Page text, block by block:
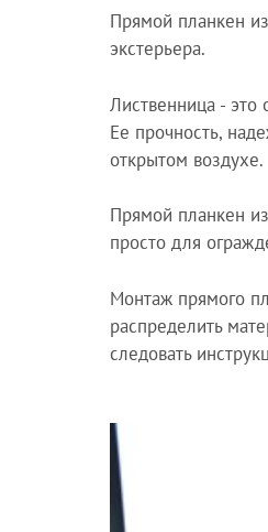
Прямой планкен
экстерьера.
Лиственница -
Ее прочность,
открытом воздухе.
Прямой планкен
просто для
Монтаж прямого
распределить
следовать